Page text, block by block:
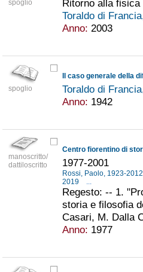
spoglio
Ritorno alla fisica
Toraldo di
Anno: 2003
spoglio
Toraldo di
Anno: 1942
manoscritto/
dattiloscritto
Centro fiorentino di
1977-2001
Rossi, Paolo, 1923-
2019
...
Regesto: -- 1.
storia e filosofia
Casari, M. Dalla
Anno: 1977